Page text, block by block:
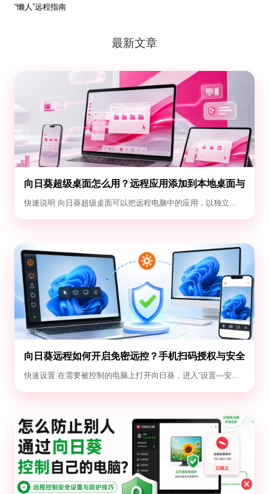
“懒人”远程指南
最新文章
向日葵超级桌面怎么用？远程应用添加到本地桌面与
退出教程
快速说明 向日葵超级桌面可以把远程电脑中的应用，以独立...
向日葵远程如何开启免密远控？手机扫码授权与安全
设置教程
快速设置 在需要被控制的电脑上打开向日葵，进入“设置—安...